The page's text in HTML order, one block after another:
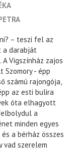
– teszi fel az
a darabját
Vígszínház zajos
- épp
számú rajongója,
az esti bulira
óta elhagyott
a
minden egyes
a bérház összes
vad szerelem